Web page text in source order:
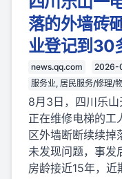
落的外墙砖
业登记到30
news.qq.com 2026-
服务业, 居民服务/修理/
8月3日，四川乐
正在维修电梯的工
区外墙断断续续掉
未发现问题，事发
房龄接近15年，